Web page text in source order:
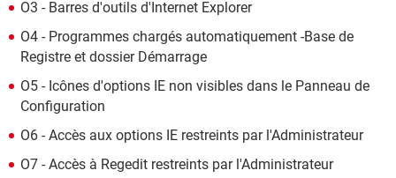
O3 - Barres d'outils d'Internet Explorer
O4 - Programmes chargés automatiquement -Base de
Registre et dossier Démarrage
O5 - Icônes d'options IE non visibles dans le Panneau de
Configuration
O6 - Accès aux options IE restreints par l'Administrateur
O7 - Accès à Regedit restreints par l'Administrateur